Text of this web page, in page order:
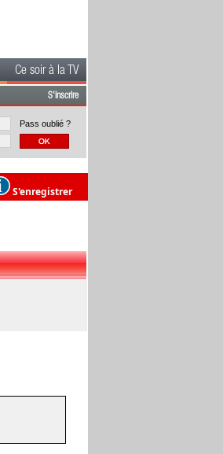
Ce soir à la TV
S'inscrire
Pass oublié ?
S'enregistrer